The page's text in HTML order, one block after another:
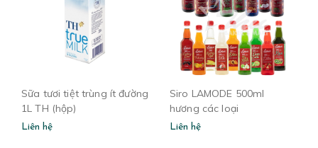
Sữa tươi tiệt trùng ít đường
1L TH (hộp)
Liên hệ
Siro LAMODE 500ml
hương các loại
Liên hệ